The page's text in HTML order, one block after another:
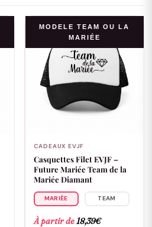
MODELE TEAM OU LA
MARIÉE
CADEAUX EVJF
Casquettes Filet EVJF –
Future Mariée Team de la
Mariée Diamant
MARIÉE TEAM
À partir de18,39€